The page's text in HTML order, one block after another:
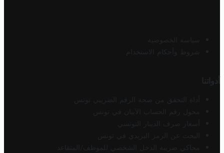
سياسة الخصوصية
شروط وأحكام الاستخدام
أدواتنا
أداة التحقق من صحة الرقم الضريبي تونس
محول رقم الحساب الآيبان في تونس
أسعار صرف الدينار التونسي
البحث عن الرمز البريدي في تونس
محاكي ضريبة الدخل الشخصي للموظف/المتقاعد